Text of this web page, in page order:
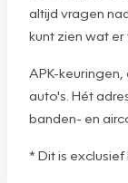
altijd vragen
kunt zien wat er
APK-
auto's. Hét
banden- en
* Dit is